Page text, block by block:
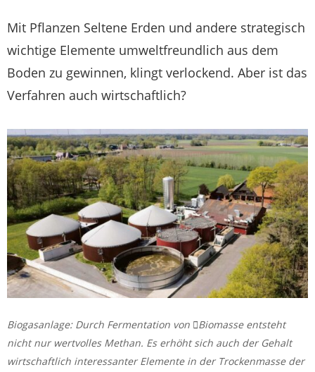
Mit Pflanzen Seltene Erden und andere strategisch
wichtige Elemente umweltfreundlich aus dem
Boden zu gewinnen, klingt verlockend. Aber ist das
Verfahren auch wirtschaftlich?
Biogasanlage: Durch Fermentation von Biomasse entsteht
nicht nur wertvolles Methan. Es erhöht sich auch der Gehalt
wirtschaftlich interessanter Elemente in der Trockenmasse der